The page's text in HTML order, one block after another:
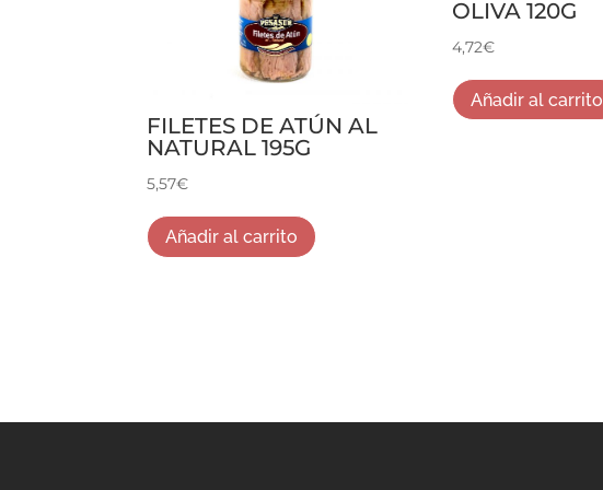
FILETES DE ATÚN AL
NATURAL 195G
5,57€
Añadir al carrito
OLIVA 120G
4,72€
Añadir al carrito